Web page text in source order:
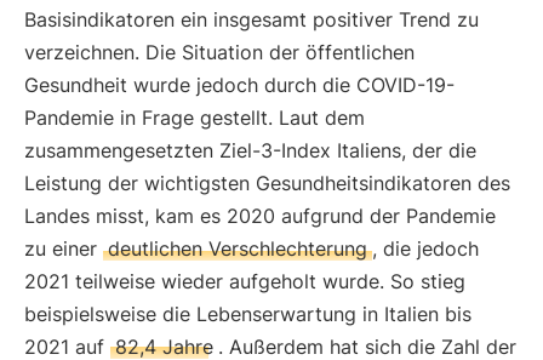
Basisindikatoren ein insgesamt positiver Trend zu
verzeichnen. Die Situation der öffentlichen
Gesundheit wurde jedoch durch die COVID-19-
Pandemie in Frage gestellt. Laut dem
zusammengesetzten Ziel-3-Index Italiens, der die
Leistung der wichtigsten Gesundheitsindikatoren des
Landes misst, kam es 2020 aufgrund der Pandemie
zu einer deutlichen Verschlechterung , die jedoch
2021 teilweise wieder aufgeholt wurde. So stieg
beispielsweise die Lebenserwartung in Italien bis
2021 auf 82,4 Jahre . Außerdem hat sich die Zahl der